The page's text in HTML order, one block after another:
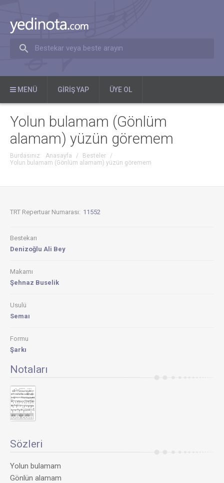
Bestekar veya beste arayın
MENÜ GIRIŞ YAP ÜYE OL
Yolun bulamam (Gönlüm
alamam) yüzün göremem
Burdasınız: Anasayfa / Besteler
/
Yolun bulamam (Gönlüm alamam) yüzün göremem
TRT Repertuar Numarası: 11552
Bestekarı
Denizoğlu Ali Bey
Makamı
Şehnaz Buselik
Usulü
Semaı
Formu
Şarkı
Notaları
Sözleri
Yolun bulamam
Gönlün alamam